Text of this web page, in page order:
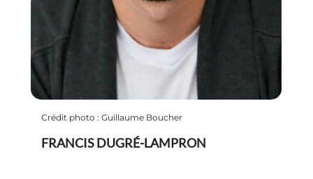
FRANCIS DUGRÉ-LAMPRON
Crédit photo : Guillaume Boucher